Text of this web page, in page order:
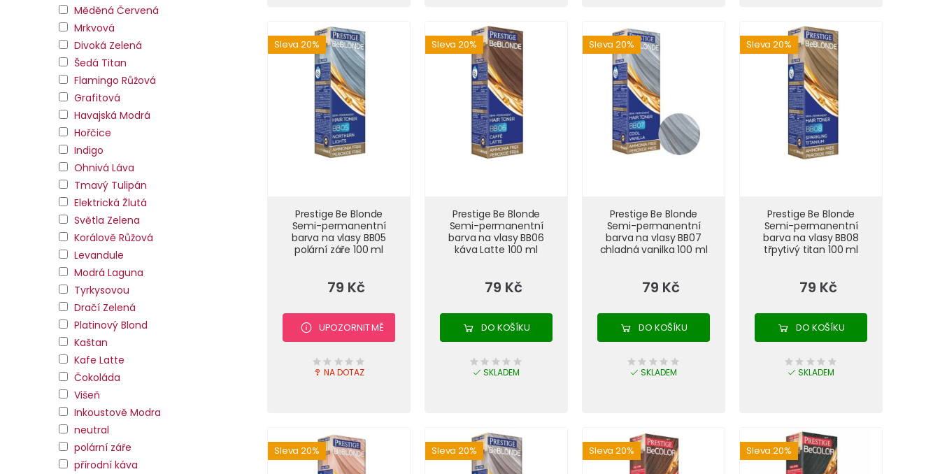
Sleva 20%
Prestige Be Blonde
Semi-permanentní
barva na vlasy BB05
polární záře 100 ml
79 Kč
UPOZORNIT MĚ
NA DOTAZ
Sleva 20%
Prestige Be Blonde
Semi-permanentní
barva na vlasy BB06
káva Latte 100 ml
79 Kč
DO KOŠÍKU
SKLADEM
Sleva 20%
Prestige Be Blonde
Semi-permanentní
barva na vlasy BB07
chladná vanilka 100 ml
79 Kč
DO KOŠÍKU
SKLADEM
Sleva 20%
Prestige Be Blonde
Semi-permanentní
barva na vlasy BB08
třpytivý titan 100 ml
79 Kč
DO KOŠÍKU
SKLADEM
Sleva 20% Sleva 20% Sleva 20% Sleva 20%
Měděná Červená
Mrkvová
Divoká Zelená
Šedá Titan
Flamingo Růžová
Grafitová
Havajská Modrá
Hořčice
Indigo
Ohnivá Láva
Tmavý Tulipán
Elektrická Žlutá
Světla Zelena
Korálově Růžová
Levandule
Modrá Laguna
Tyrkysovou
Dračí Zelená
Platinový Blond
Kaštan
Kafe Latte
Čokoláda
Višeň
Inkoustově Modra
neutral
polární záře
přírodní káva